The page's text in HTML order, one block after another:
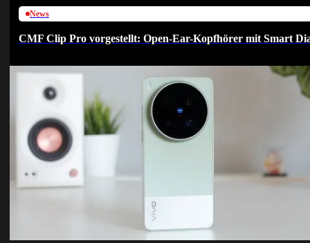
News
CMF Clip Pro vorgestellt: Open-Ear-Kopfhörer mit Smart